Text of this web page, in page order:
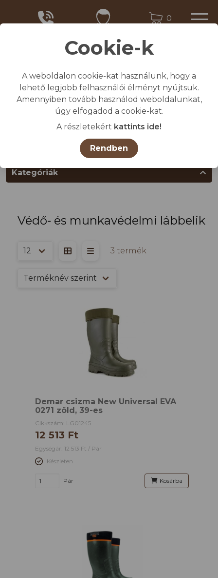
0
Kezdőlap
Összes termék
MUNKAVÉDELMI TERMÉKEK
Termékcsoportok
Kategóriák
Védő- és munkavédelmi lábbelik
3 termék
Demar csizma New Universal EVA
0271 zöld, 39-es
Cikkszám: LG01245
12 513 Ft
Egységár: 12 513 Ft / Pár
Készleten
Pár Kosárba
Cookie-k
A weboldalon cookie-kat használunk, hogy a
lehető legjobb felhasználói élményt nyújtsuk.
Amennyiben tovább használod weboldalunkat,
úgy elfogadod a cookie-kat.
A részletekért kattints ide!
Rendben